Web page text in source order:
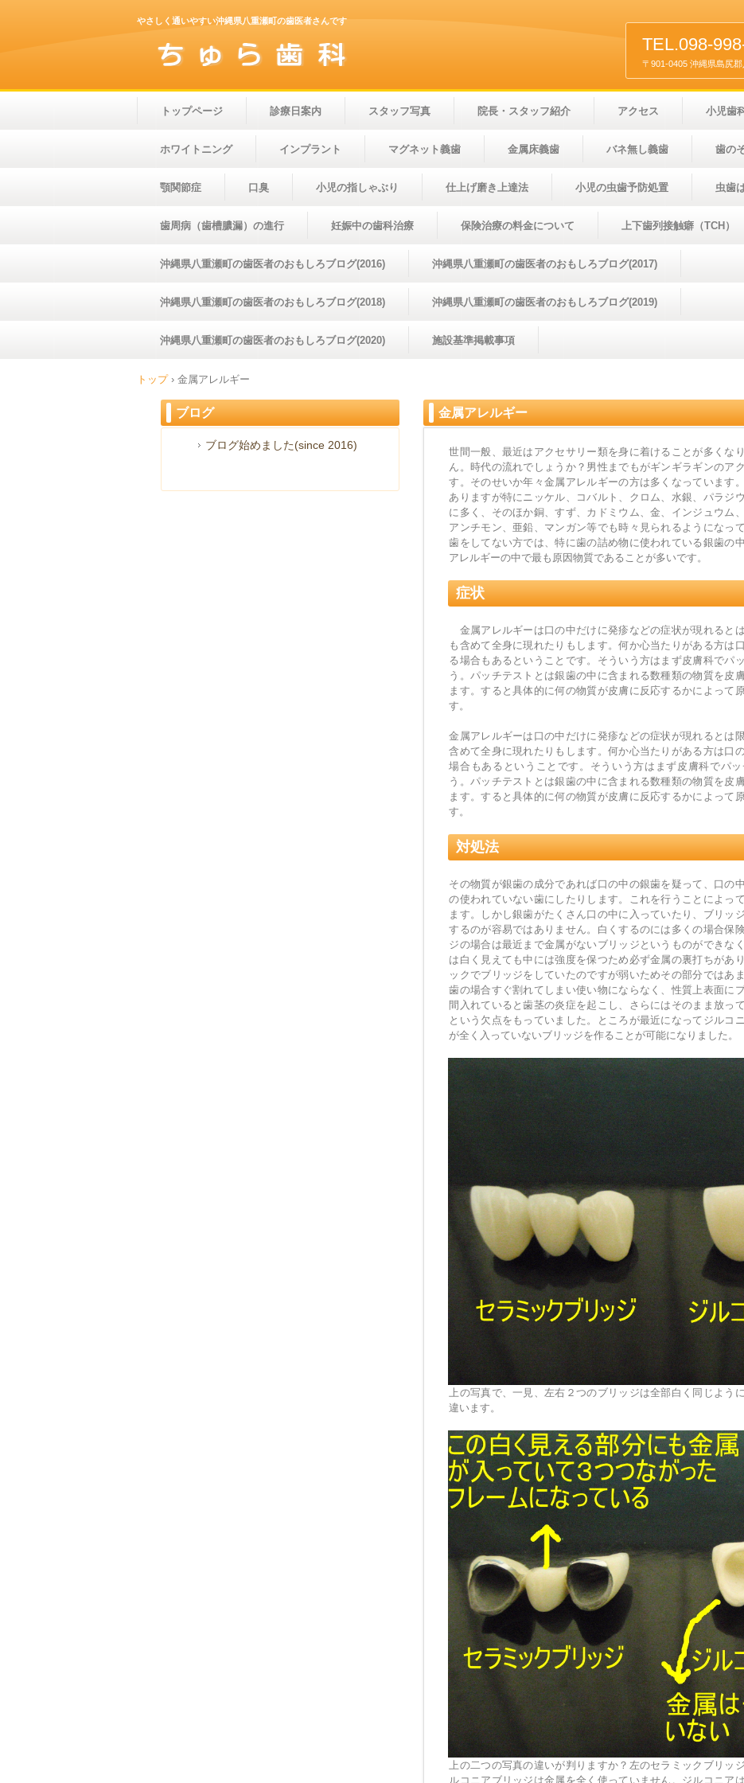
やさしく通いやすい沖縄県八重瀬町の歯医者さんです
TEL.098-
〒901-0405 沖縄県島尻
トップページ 診療日案内 スタッフ写真 院長・スタッフ紹介 アクセス 小児歯
ホワイトニング インプラント マグネット義歯 金属床義歯 バネ無し義歯 歯の
顎関節症 口臭 小児の指しゃぶり 仕上げ磨き上達法 小児の虫歯予防処置 虫歯
歯周病（歯槽膿漏）の進行 妊娠中の歯科治療 保険治療の料金について 上下歯列接触癖（TCH）
沖縄県八重瀬町の歯医者のおもしろブログ(2016) 沖縄県八重瀬町の歯医者のおもしろブログ(2017)
沖縄県八重瀬町の歯医者のおもしろブログ(2018) 沖縄県八重瀬町の歯医者のおもしろブログ(2019)
沖縄県八重瀬町の歯医者のおもしろブログ(2020) 施設基準掲載事項
トップ › 金属アレルギー
金属アレルギー
世間一般、最近はアクセサリー類を身に着けることが多くな
ん。時代の流れでしょうか？男性までもがギンギラギンのア
す。そのせいか年々金属アレルギーの方は多くなっています
ありますが特にニッケル、コバルト、クロム、水銀、パラジ
に多く、そのほか銅、すず、カドミウム、金、インジュウム
アンチモン、亜鉛、マンガン等でも時々見られるようになっ
歯をしてない方では、特に歯の詰め物に使われている銀歯の
アレルギーの中で最も原因物質であることが多いです。
症状
金属アレルギーは口の中だけに発疹などの症状が現れると
も含めて全身に現れたりもします。何か心当たりがある方は
る場合もあるということです。そういう方はまず皮膚科でパ
う。パッチテストとは銀歯の中に含まれる数種類の物質を皮
ます。すると具体的に何の物質が皮膚に反応するかによって
す。
金属アレルギーは口の中だけに発疹などの症状が現れるとは
含めて全身に現れたりもします。何か心当たりがある方は口
場合もあるということです。そういう方はまず皮膚科でパ
う。パッチテストとは銀歯の中に含まれる数種類の物質を皮
ます。すると具体的に何の物質が皮膚に反応するかによって
す。
対処法
その物質が銀歯の成分であれば口の中の銀歯を疑って、口の
の使われていない歯にしたりします。これを行うことによっ
ます。しかし銀歯がたくさん口の中に入っていたり、ブリッ
するのが容易ではありません。白くするのには多くの場合保
ジの場合は最近まで金属がないブリッジというものができな
は白く見えても中には強度を保つため必ず金属の裏打ちがあ
ックでブリッジをしていたのですが弱いためその部分ではあ
歯の場合すぐ割れてしまい使い物にならなく、性質上表面に
間入れていると歯茎の炎症を起こし、さらにはそのまま放っ
という欠点をもっていました。ところが最近になってジルコ
が全く入っていないブリッジを作ることが可能になりました。
上の写真で、一見、左右２つのブリッジは全部白く同じよう
違います。
上の二つの写真の違いが判りますか？左のセラミックブリッ
ルコニアブリッジは金属を全く使っていません。ジルコニア
ブログ
ブログ始めました(since 2016)